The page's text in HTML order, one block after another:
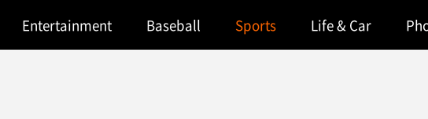
Entertainment Baseball Sports Life & Car